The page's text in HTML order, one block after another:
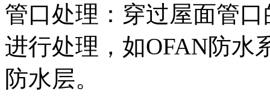
管口处理：穿过屋面管
进行处理，如OFAN防水
防水层。